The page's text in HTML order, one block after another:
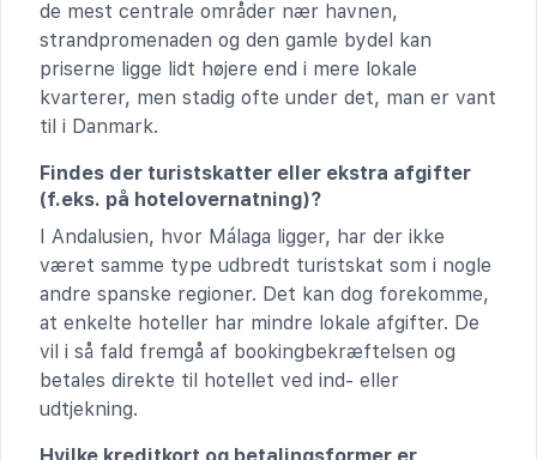
de mest centrale områder nær havnen,
strandpromenaden og den gamle bydel kan
priserne ligge lidt højere end i mere lokale
kvarterer, men stadig ofte under det, man er vant
til i Danmark.
Findes der turistskatter eller ekstra afgifter
(f.eks. på hotelovernatning)?
I Andalusien, hvor Málaga ligger, har der ikke
været samme type udbredt turistskat som i nogle
andre spanske regioner. Det kan dog forekomme,
at enkelte hoteller har mindre lokale afgifter. De
vil i så fald fremgå af bookingbekræftelsen og
betales direkte til hotellet ved ind- eller
udtjekning.
Hvilke kreditkort og betalingsformer er